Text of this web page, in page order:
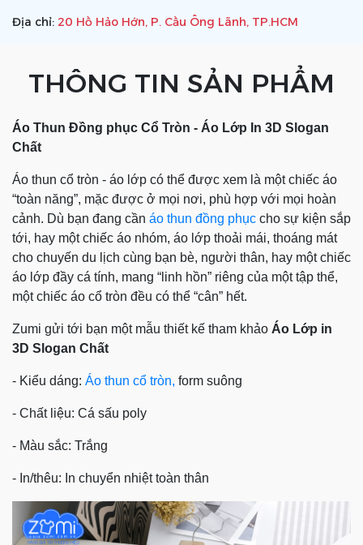
Địa chỉ: 20 Hồ Hảo Hớn, P. Cầu Ông Lãnh, TP.HCM
THÔNG TIN SẢN PHẨM
Áo Thun Đồng phục Cổ Tròn - Áo Lớp In 3D Slogan
Chất
Áo thun cổ tròn - áo lớp có thể được xem là một chiếc áo
“toàn năng”, mặc được ở mọi nơi, phù hợp với mọi hoàn
cảnh. Dù bạn đang cần áo thun đồng phục cho sự kiện sắp
tới, hay một chiếc áo nhóm, áo lớp thoải mái, thoáng mát
cho chuyến du lịch cùng bạn bè, người thân, hay một chiếc
áo lớp đầy cá tính, mang “linh hồn” riêng của một tập thể,
một chiếc áo cổ tròn đều có thể “cân” hết.
Zumi gửi tới bạn một mẫu thiết kế tham khảo Áo Lớp in
3D Slogan Chất
- Kiểu dáng: Áo thun cổ tròn, form suông
- Chất liệu: Cá sấu poly
- Màu sắc: Trắng
- In/thêu: In chuyển nhiệt toàn thân